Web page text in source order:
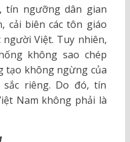
tín ngưỡng dân gian
cải biên các tôn giáo
Việt. Tuy nhiên,
không sao chép
tạo không ngừng của
riêng. Do đó, tín
Nam không phải là